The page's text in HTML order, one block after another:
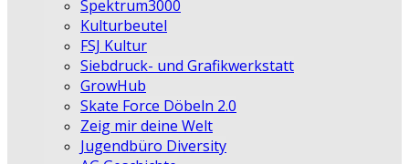
Spektrum3000
Kulturbeutel
FSJ Kultur
Siebdruck- und Grafikwerkstatt
GrowHub
Skate Force Döbeln 2.0
Zeig mir deine Welt
Jugendbüro Diversity